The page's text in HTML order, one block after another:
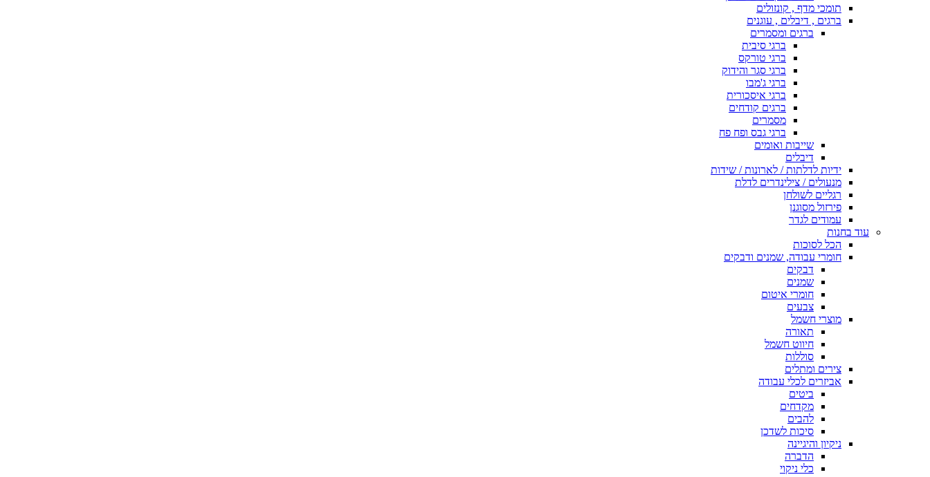
תומכי מדף , קונזולים
ברגים , דיבלים , עוגנים
ברגים ומסמרים
ברגי סיבית
ברגי טורקס
ברגי סגר והידוק
ברגי ג'מבו
ברגי איסכורית
ברגים קודחים
מסמרים
ברגי גבס ופח פח
שייבות ואומים
דיבלים
ידיות לדלתות / לארונות / שידות
מנעולים / צילינדרים לדלת
רגליים לשולחן
פירזול מסוגנן
עמודים לגדר
עוד בחנות
הכל לסוכות
חומרי עבודה, שמנים ודבקים
דבקים
שמנים
חומרי איטום
צבעים
מוצרי חשמל
תאורה
חיווט חשמל
סוללות
צירים ומתלים
אביזרים לכלי עבודה
ביטים
מקדחים
להבים
סיכות לשדכן
ניקיון והיגיינה
הדברה
כלי ניקוי